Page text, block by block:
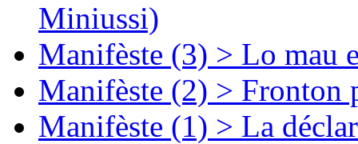
Miniussi)
Manifèste (3) > Lo mau
Manifèste (2) > Fronton
Manifèste (1) > La